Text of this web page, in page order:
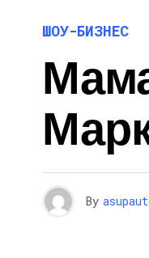
ШОУ-БИЗНЕС
By